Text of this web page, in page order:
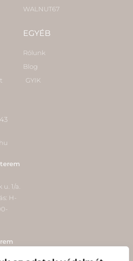
WALNUT67
u. 1/a.
H-
EGYÉB
Rólunk
Blog
GYIK